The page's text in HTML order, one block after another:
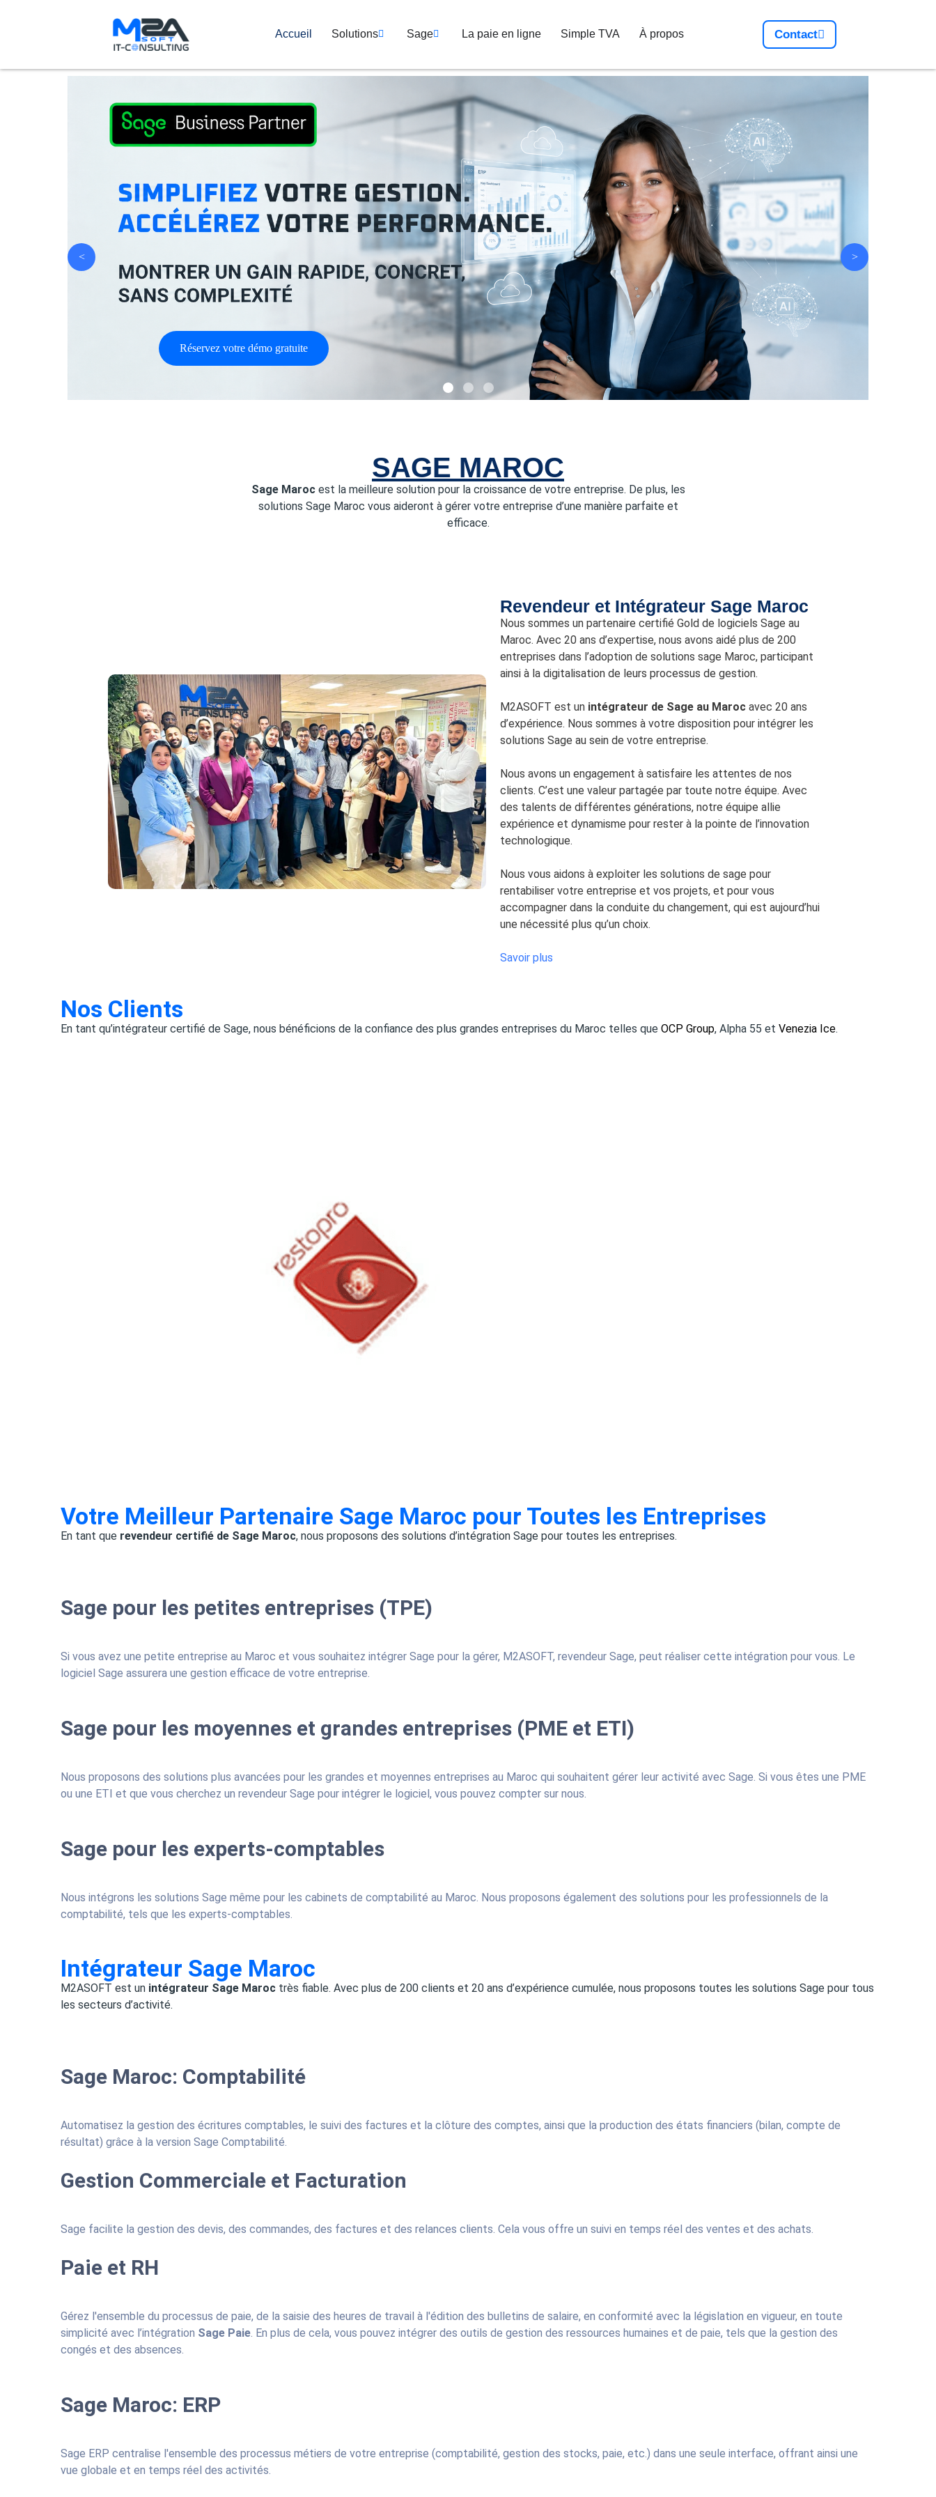
Accueil Solutions Sage La paie en ligne Simple TVA À propos Contact
ㅤRéservez votre démo gratuiteㅤ
< >
SAGE MAROC
Sage Marocest la meilleure solution pour la croissance de votre entreprise. De plus, les
solutions Sage Maroc vous aideront à gérer votre entreprise d’une manière parfaite et
efficace.
Revendeur et Intégrateur Sage Maroc
Nous sommes un partenaire certifié Gold de logiciels Sage au
Maroc. Avec 20 ans d’expertise, nous avons aidé plus de 200
entreprises dans l’adoption de solutions sage Maroc, participant
ainsi à la digitalisation de leurs processus de gestion.
M2ASOFT est un intégrateur de Sage au Maroc avec 20 ans
d’expérience. Nous sommes à votre disposition pour intégrer les
solutions Sage au sein de votre entreprise.
Nous avons un engagement à satisfaire les attentes de nos
clients. C’est une valeur partagée par toute notre équipe. Avec
des talents de différentes générations, notre équipe allie
expérience et dynamisme pour rester à la pointe de l’innovation
technologique.
Nous vous aidons à exploiter les solutions de sage pour
rentabiliser votre entreprise et vos projets, et pour vous
accompagner dans la conduite du changement, qui est aujourd’hui
une nécessité plus qu’un choix.
Savoir plus
Nos Clients
En tant qu’intégrateur certifié de Sage, nous bénéficions de la confiance des plus grandes entreprises du Maroc telles que OCP Group, Alpha 55 et Venezia Ice.
Votre Meilleur Partenaire Sage Maroc pour Toutes les Entreprises
En tant que revendeur certifié de Sage Maroc, nous proposons des solutions d’intégration Sage pour toutes les entreprises.
Sage pour les petites entreprises (TPE)
Si vous avez une petite entreprise au Maroc et vous souhaitez intégrer Sage pour la gérer, M2ASOFT, revendeur Sage, peut réaliser cette intégration pour vous. Le
logiciel Sage assurera une gestion efficace de votre entreprise.
Sage pour les moyennes et grandes entreprises (PME et ETI)
Nous proposons des solutions plus avancées pour les grandes et moyennes entreprises au Maroc qui souhaitent gérer leur activité avec Sage. Si vous êtes une PME
ou une ETI et que vous cherchez un revendeur Sage pour intégrer le logiciel, vous pouvez compter sur nous.
Sage pour les experts-comptables
Nous intégrons les solutions Sage même pour les cabinets de comptabilité au Maroc. Nous proposons également des solutions pour les professionnels de la
comptabilité, tels que les experts-comptables.
Intégrateur Sage Maroc
M2ASOFT est un intégrateur Sage Maroc très fiable. Avec plus de 200 clients et 20 ans d’expérience cumulée, nous proposons toutes les solutions Sage pour tous
les secteurs d’activité.
Sage Maroc: Comptabilité
Automatisez la gestion des écritures comptables, le suivi des factures et la clôture des comptes, ainsi que la production des états financiers (bilan, compte de
résultat) grâce à la version Sage Comptabilité.
Gestion Commerciale et Facturation
Sage facilite la gestion des devis, des commandes, des factures et des relances clients. Cela vous offre un suivi en temps réel des ventes et des achats.
Paie et RH
Gérez l'ensemble du processus de paie, de la saisie des heures de travail à l'édition des bulletins de salaire, en conformité avec la législation en vigueur, en toute
simplicité avec l’intégration Sage Paie. En plus de cela, vous pouvez intégrer des outils de gestion des ressources humaines et de paie, tels que la gestion des
congés et des absences.
Sage Maroc: ERP
Sage ERP centralise l'ensemble des processus métiers de votre entreprise (comptabilité, gestion des stocks, paie, etc.) dans une seule interface, offrant ainsi une
vue globale et en temps réel des activités.